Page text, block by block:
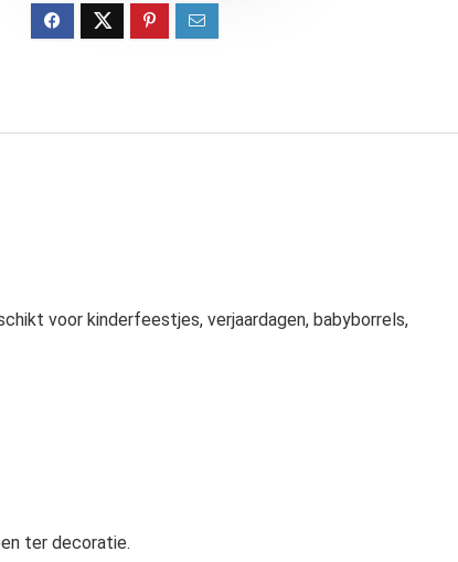
voor kinderfeestjes, verjaardagen, babyborrels,
ter decoratie.